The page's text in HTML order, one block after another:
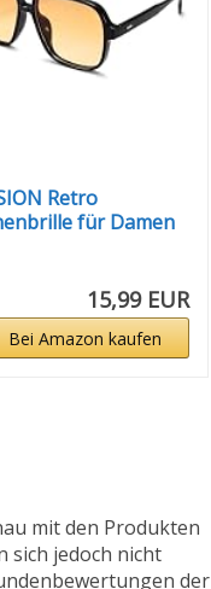
Retro
für Damen
15,99 EUR
Bei Amazon kaufen
mit den Produkten
sich jedoch nicht
der